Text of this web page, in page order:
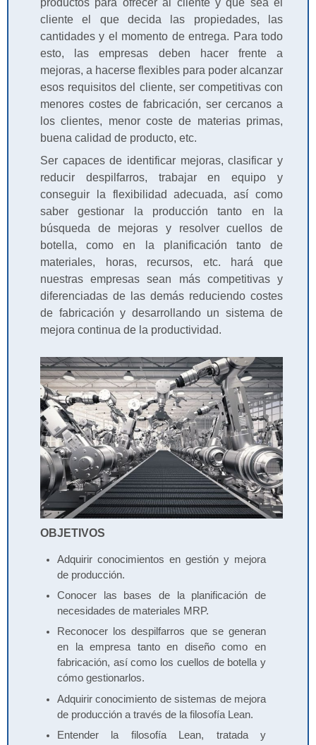
productos para ofrecer al cliente y que sea el
cliente el que decida las propiedades, las
cantidades y el momento de entrega. Para todo
esto, las empresas deben hacer frente a
mejoras, a hacerse flexibles para poder alcanzar
esos requisitos del cliente, ser competitivas con
menores costes de fabricación, ser cercanos a
los clientes, menor coste de materias primas,
buena calidad de producto, etc.
Ser capaces de identificar mejoras, clasificar y
reducir despilfarros, trabajar en equipo y
conseguir la flexibilidad adecuada, así como
saber gestionar la producción tanto en la
búsqueda de mejoras y resolver cuellos de
botella, como en la planificación tanto de
materiales, horas, recursos, etc. hará que
nuestras empresas sean más competitivas y
diferenciadas de las demás reduciendo costes
de fabricación y desarrollando un sistema de
mejora continua de la productividad.
OBJETIVOS
Adquirir conocimientos en gestión y mejora
de producción.
Conocer las bases de la planificación de
necesidades de materiales MRP.
Reconocer los despilfarros que se generan
en la empresa tanto en diseño como en
fabricación, así como los cuellos de botella y
cómo gestionarlos.
Adquirir conocimiento de sistemas de mejora
de producción a través de la filosofía Lean.
Entender la filosofía Lean, tratada y